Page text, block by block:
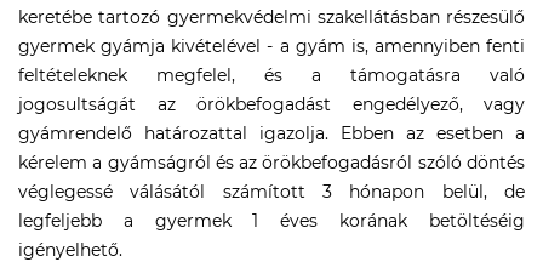
keretébe tartozó gyermekvédelmi szakellátásban részesülő
gyermek gyámja kivételével - a gyám is, amennyiben fenti
feltételeknek megfelel, és a támogatásra való
jogosultságát az örökbefogadást engedélyező, vagy
gyámrendelő határozattal igazolja. Ebben az esetben a
kérelem a gyámságról és az örökbefogadásról szóló döntés
véglegessé válásától számított 3 hónapon belül, de
legfeljebb a gyermek 1 éves korának betöltéséig
igényelhető.